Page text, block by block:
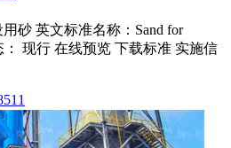
砂 英文标准名称：Sand for
： 现行 在线预览 下载标准 实施信